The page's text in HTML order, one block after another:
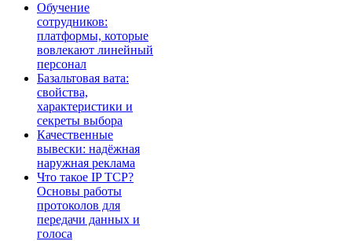
Обучение
сотрудников:
платформы, которые
вовлекают линейный
персонал
Базальтовая вата:
свойства,
характеристики и
секреты выбора
Качественные
вывески: надёжная
наружная реклама
Что такое IP TCP?
Основы работы
протоколов для
передачи данных и
голоса